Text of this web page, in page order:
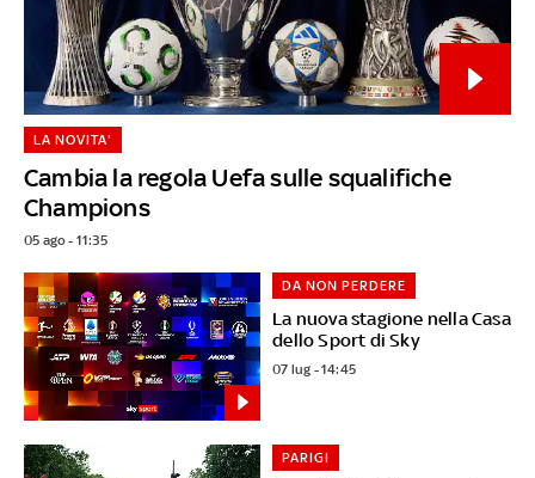
Cambia la regola Uefa sulle squalifiche
Champions
LA NOVITA'
05 ago - 11:35
La nuova stagione nella Casa
dello Sport di Sky
DA NON PERDERE
07 lug - 14:45
PARIGI